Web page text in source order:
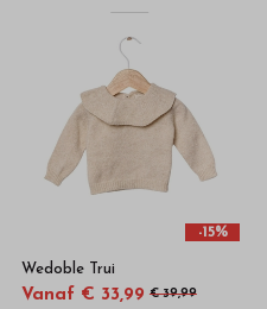
-15%
Wedoble Trui
Vanaf € 33,99 € 39,99